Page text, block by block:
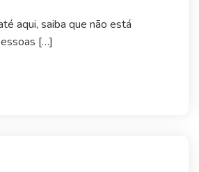
aqui, saiba que não está
[…]